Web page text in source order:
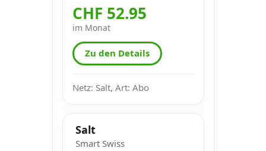
CHF 52.95
im Monat
Zu den Details
Netz: Salt, Art: Abo
Salt
Smart Swiss